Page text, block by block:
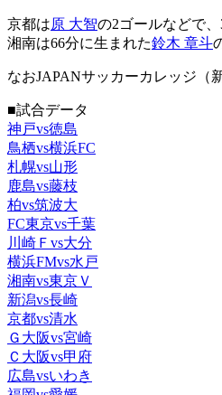
京都は原 大智の2ゴールなどで
湘南は66分に生まれた鈴木 章斗
なおJAPANサッカーカレッジ（
■試合データ
神戸vs徳島
鳥栖vs横浜FC
札幌vs山形
鹿島vs藤枝
柏vs筑波大
FC東京vs千葉
川崎Ｆvs大分
横浜FMvs水戸
湘南vs東京Ｖ
新潟vs長崎
京都vs清水
Ｇ大阪vs宮崎
Ｃ大阪vs甲府
広島vsいわき